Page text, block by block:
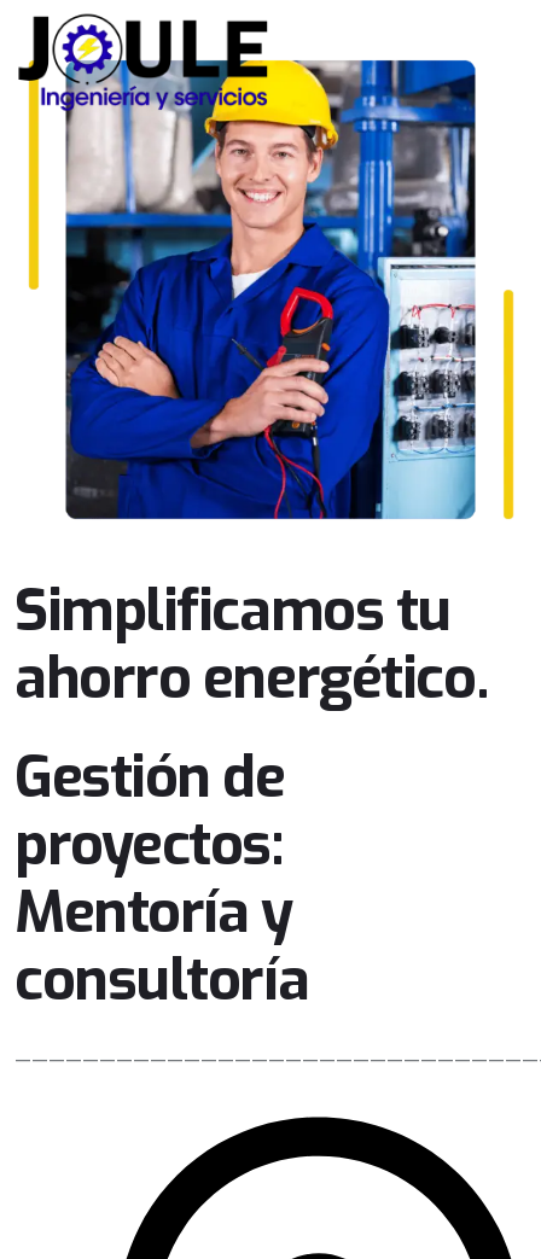
Simplificamos tu
ahorro energético.
Gestión de
proyectos:
Mentoría y
consultoría